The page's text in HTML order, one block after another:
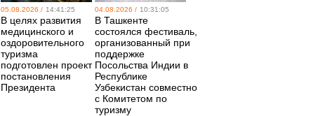
05.08.2026 / 14:41:25
В целях развития
медицинского и
оздоровительного
туризма
подготовлен проект
постановления
Президента
04.08.2026 / 10:31:05
В Ташкенте
состоялся фестиваль,
организованный при
поддержке
Посольства Индии в
Республике
Узбекистан совместно
с Комитетом по
туризму